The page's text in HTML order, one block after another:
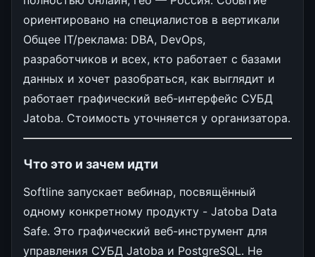
ориентировано на специалистов в вертикали
Общее IT/реклама: DBA, DevOps,
разработчиков и всех, кто работает с базами
данных и хочет разобраться, как выглядит и
работает графический веб-интерфейс СУБД
Jatoba. Стоимость уточняется у организатора.
Что это и зачем идти
Softline запускает вебинар, посвящённый
одному конкретному продукту - Jatoba Data
Safe. Это графический веб-инструмент для
управления СУБД Jatoba и PostgreSQL. Не